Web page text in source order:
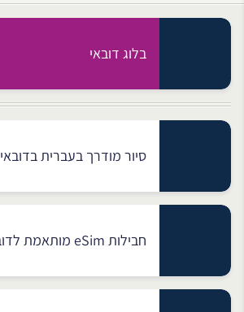
בלוג דובאי
סיור מודרך בעברית בדובאי
חבילות eSim מותאמת לדובאי